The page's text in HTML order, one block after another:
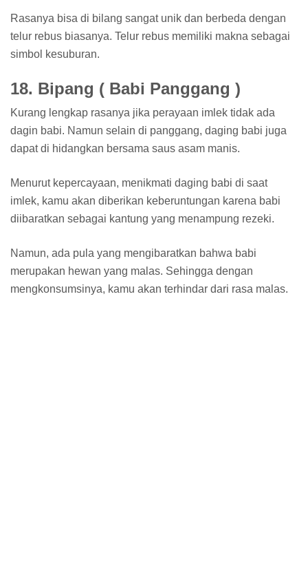
Rasanya bisa di bilang sangat unik dan berbeda dengan
telur rebus biasanya. Telur rebus memiliki makna sebagai
simbol kesuburan.
18. Bipang ( Babi Panggang )
Kurang lengkap rasanya jika perayaan imlek tidak ada
dagin babi. Namun selain di panggang, daging babi juga
dapat di hidangkan bersama saus asam manis.
Menurut kepercayaan, menikmati daging babi di saat
imlek, kamu akan diberikan keberuntungan karena babi
diibaratkan sebagai kantung yang menampung rezeki.
Namun, ada pula yang mengibaratkan bahwa babi
merupakan hewan yang malas. Sehingga dengan
mengkonsumsinya, kamu akan terhindar dari rasa malas.